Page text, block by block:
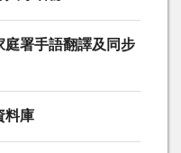
庭署手語翻譯及同步
料庫